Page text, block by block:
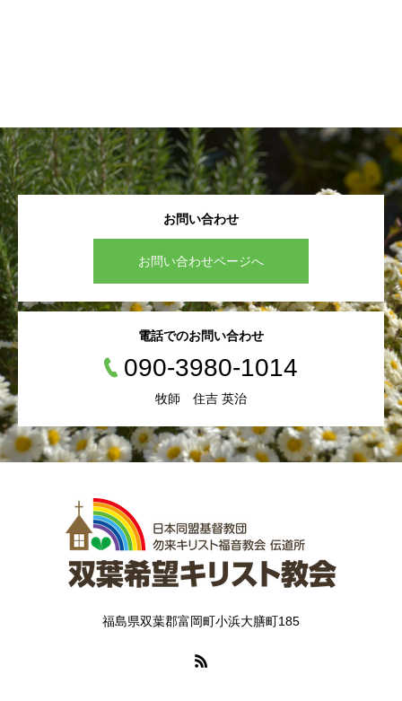
お問い合わせ
お問い合わせページへ
電話でのお問い合わせ
090-3980-1014
牧師 住吉 英治
福島県双葉郡富岡町小浜大膳町185